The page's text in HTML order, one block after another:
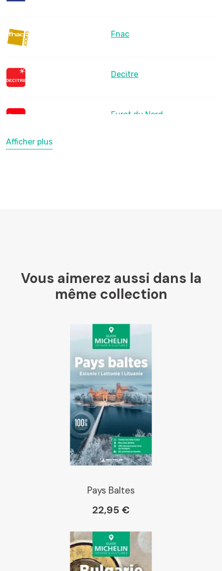
Fnac
Decitre
Furet du Nord
Mollat
Chapitre
Dialogue
Librairie La Procure
Kleber
Afficher plus
Vous aimerez aussi dans la
même collection
Pays Baltes
22,95 €